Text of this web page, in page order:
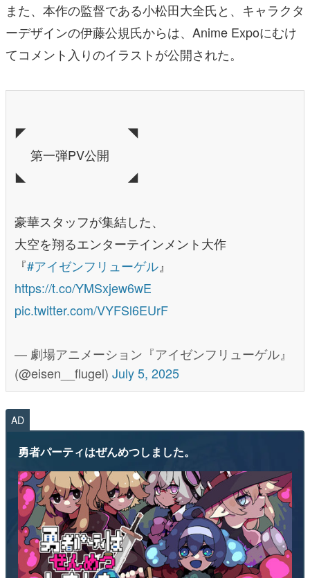
また、本作の監督である小松田大全氏と、キャラクタ
ーデザインの伊藤公規氏からは、Anime Expoにむけ
てコメント入りのイラストが公開された。
◤ ◥
第一弾PV公開
◣ ◢
豪華スタッフが集結した、
大空を翔るエンターテインメント大作
『#アイゼンフリューゲル』
https://t.co/YMSxjew6wE
pic.twitter.com/VYFSl6EUrF
— 劇場アニメーション『アイゼンフリューゲル』
(@eisen__flugel) July 5, 2025
AD
勇者パーティはぜんめつしました。